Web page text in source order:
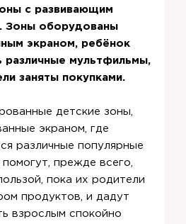
с развивающим
Зоны оборудованы
экраном, ребёнок
мультфильмы,
заняты покупками.
детские зоны,
экраном, где
различные популярные
прежде всего,
пока их родители
продуктов, и дадут
взрослым спокойно